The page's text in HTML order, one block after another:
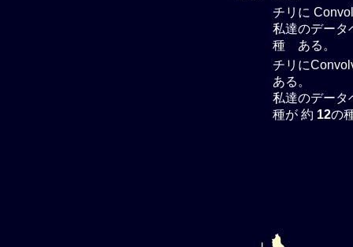
チリに
私達のデータ
種 ある。
チリに
ある。
私達のデータ
種が 約 12の